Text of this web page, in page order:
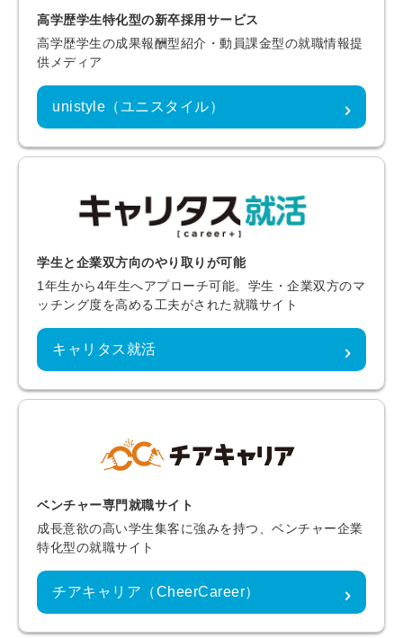
高学歴学生特化型の新卒採用サービス
高学歴学生の成果報酬型紹介・動員課金型の就職情報提
供メディア
unistyle（ユニスタイル）
学生と企業双方向のやり取りが可能
1年生から4年生へアプローチ可能。学生・企業双方のマ
ッチング度を高める工夫がされた就職サイト
キャリタス就活
ベンチャー専門就職サイト
成長意欲の高い学生集客に強みを持つ、ベンチャー企業
特化型の就職サイト
チアキャリア（CheerCareer）